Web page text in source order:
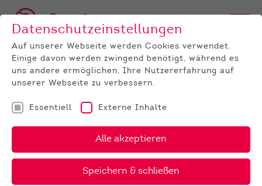
UNTERNEHMEN News
Fleischrindertag 21./22. März
Datenschutzeinstellungen
Auf unserer Webseite werden Cookies verwendet.
Einige davon werden zwingend benötigt, während es
uns andere ermöglichen, Ihre Nutzererfahrung auf
unserer Webseite zu verbessern.
Essentiell Externe Inhalte
Alle akzeptieren
Speichern & schließen